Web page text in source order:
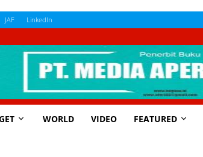
JAF LinkedIn
WORLD VIDEO FEATURED